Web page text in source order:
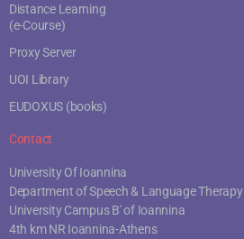
Distance Learning
(e-Course)
Proxy Server
UOI Library
EUDOXUS (books)
Contact
University Of Ioannina
Department of Speech & Language Therapy
University Campus B' of Ioannina
4th km NR Ioannina-Athens